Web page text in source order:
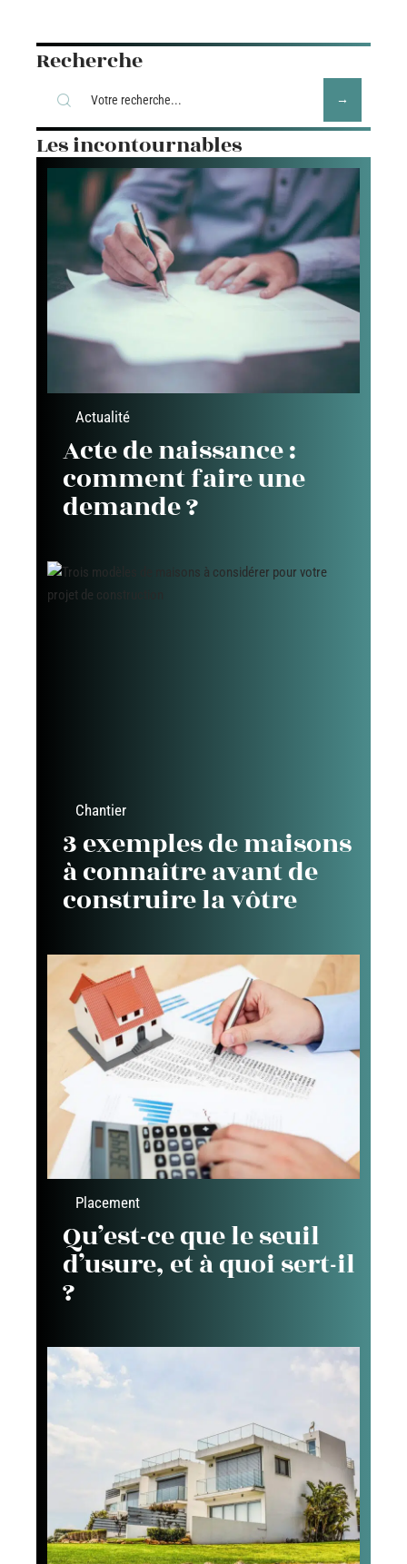
Recherche
Les incontournables
Actualité
Acte de naissance :
comment faire une
demande ?
Chantier
3 exemples de maisons
à connaître avant de
construire la vôtre
Placement
Qu’est-ce que le seuil
d’usure, et à quoi sert-il
?